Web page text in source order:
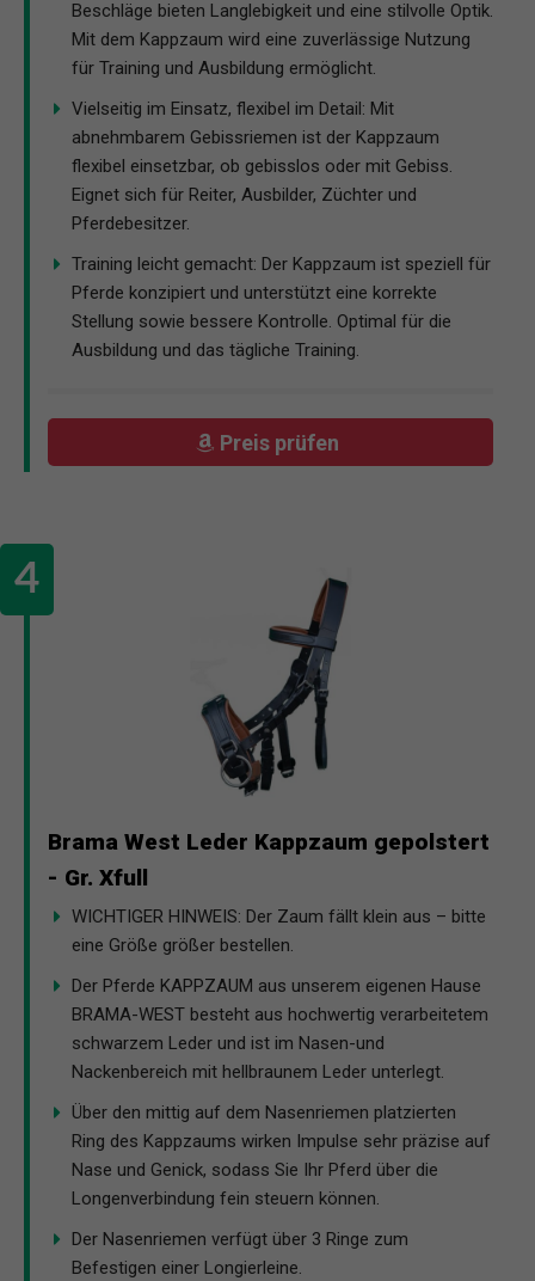
Beschläge bieten Langlebigkeit und eine stilvolle Optik.
Mit dem Kappzaum wird eine zuverlässige Nutzung
für Training und Ausbildung ermöglicht.
Vielseitig im Einsatz, flexibel im Detail: Mit
abnehmbarem Gebissriemen ist der Kappzaum
flexibel einsetzbar, ob gebisslos oder mit Gebiss.
Eignet sich für Reiter, Ausbilder, Züchter und
Pferdebesitzer.
Training leicht gemacht: Der Kappzaum ist speziell für
Pferde konzipiert und unterstützt eine korrekte
Stellung sowie bessere Kontrolle. Optimal für die
Ausbildung und das tägliche Training.
Preis prüfen
Brama West Leder Kappzaum gepolstert
- Gr. Xfull
WICHTIGER HINWEIS: Der Zaum fällt klein aus – bitte
eine Größe größer bestellen.
Der Pferde KAPPZAUM aus unserem eigenen Hause
BRAMA-WEST besteht aus hochwertig verarbeitetem
schwarzem Leder und ist im Nasen-und
Nackenbereich mit hellbraunem Leder unterlegt.
Über den mittig auf dem Nasenriemen platzierten
Ring des Kappzaums wirken Impulse sehr präzise auf
Nase und Genick, sodass Sie Ihr Pferd über die
Longenverbindung fein steuern können.
Der Nasenriemen verfügt über 3 Ringe zum
Befestigen einer Longierleine.